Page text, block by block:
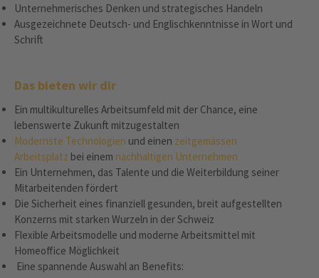
Unternehmerisches Denken und strategisches Handeln
Ausgezeichnete Deutsch- und Englischkenntnisse in Wort und
Schrift
Das bieten wir dir
Ein multikulturelles Arbeitsumfeld mit der Chance, eine
lebenswerte Zukunft mitzugestalten
Modernste Technologien und einen zeitgemässen
Arbeitsplatz bei einem nachhaltigen Unternehmen
Ein Unternehmen, das Talente und die Weiterbildung seiner
Mitarbeitenden fördert
Die Sicherheit eines finanziell gesunden, breit aufgestellten
Konzerns mit starken Wurzeln in der Schweiz
Flexible Arbeitsmodelle und moderne Arbeitsmittel mit
Homeoffice Möglichkeit
Eine spannende Auswahl an Benefits: